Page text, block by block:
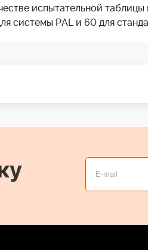
испытательной
системы PAL и 60 для